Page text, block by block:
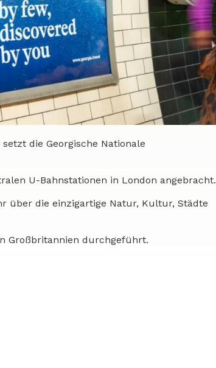
die Georgische Nationale
U-Bahnstationen in London angebracht.
über die einzigartige Natur, Kultur, Städte
Großbritannien durchgeführt.